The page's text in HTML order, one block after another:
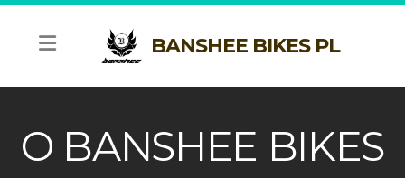
BANSHEE BIKES PL
O BANSHEE BIKES